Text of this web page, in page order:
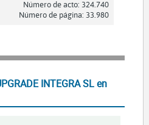
Número de acto: 324.740
Número de página: 33.980
INTEGRA SL en